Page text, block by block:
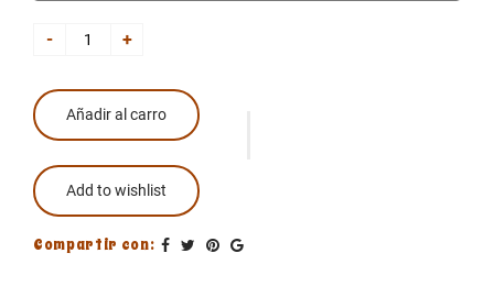
- +
Añadir al carro
Add to wishlist
Compartir con: